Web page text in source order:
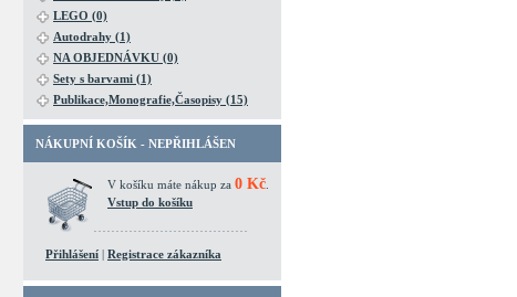
LEGO (0)
Autodrahy (1)
NA OBJEDNÁVKU (0)
Sety s barvami (1)
Publikace,Monografie,Časopisy (15)
NÁKUPNÍ KOŠÍK - NEPŘIHLÁŠEN
V košíku máte nákup za 0 Kč
Vstup do košíku
Přihlášení | Registrace zákazníka